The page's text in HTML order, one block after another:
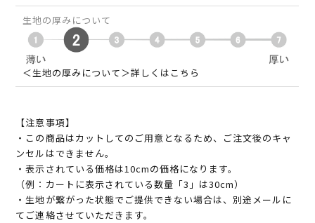
生地の厚みについて
＜生地の厚みについて＞詳しくはこちら
【注意事項】
・この商品はカットしてのご用意となるため、ご注文後のキャ
ンセルはできません。
・表示されている価格は10cmの価格になります。
（例：カートに表示されている数量「3」は30cm）
・生地が繋がった状態でご提供できない場合は、別途メールに
てご連絡させていただきます。